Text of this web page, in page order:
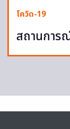
โควิด-19
สถานการ